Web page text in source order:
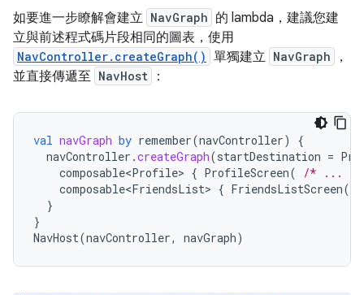
如要進一步瞭解會建立 NavGraph 的 lambda，建議您建
立與前述程式碼片段相同的圖表，使用
NavController.createGraph() 單獨建立 NavGraph
，
並直接傳遞至 NavHost ：
val navGraph by remember(navController)
{
navController .createGraph(startDestination =
composable<Profile> { ProfileScreen(
/* ... */
composable<FriendsList> { FriendsListScreen(
}
}
NavHost(navController, navGraph)